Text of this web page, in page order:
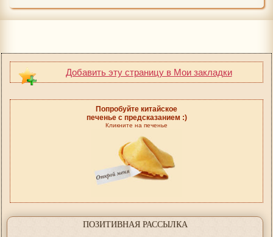
Добавить эту страницу в Мои закладки
Попробуйте китайское
печенье с предсказанием :)
Кликните на печенье
ПОЗИТИВНАЯ РАССЫЛКА